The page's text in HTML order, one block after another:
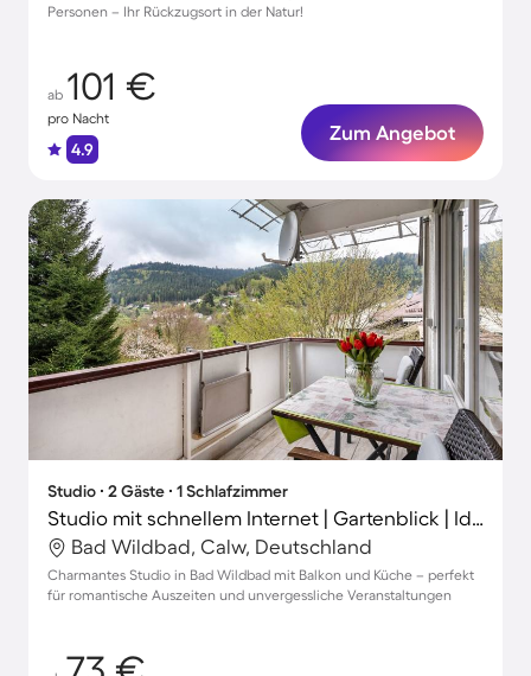
Personen – Ihr Rückzugsort in der Natur!
ab 101 €
pro Nacht
4.9
Zum Angebot
Studio ∙ 2 Gäste ∙ 1 Schlafzimmer
Studio mit schnellem Internet | Gartenblick | Ideal für Homeoffice
Bad Wildbad, Calw, Deutschland
Charmantes Studio in Bad Wildbad mit Balkon und Küche – perfekt
für romantische Auszeiten und unvergessliche Veranstaltungen